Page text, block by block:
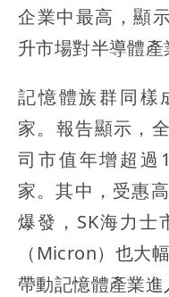
企業中最高，顯
升市場對半導體產
記憶體族群同樣
家。報告顯示，
司市值年增超過
家。其中，受惠
爆發，SK海力士
（Micron）也大
帶動記憶體產業進